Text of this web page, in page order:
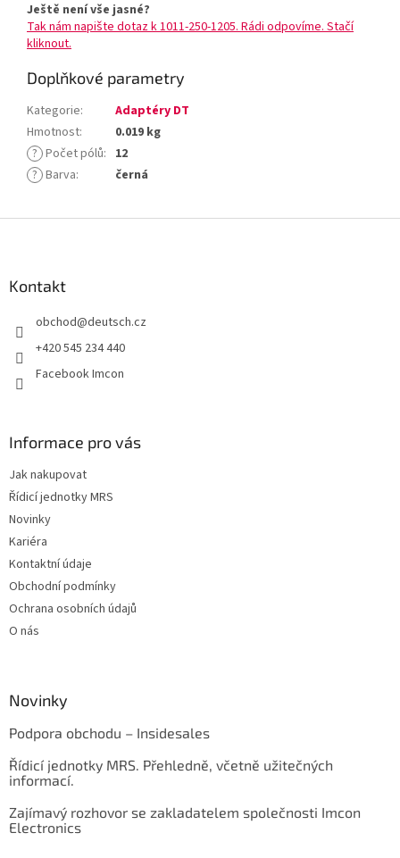
Ještě není vše jasné?
Tak nám napište dotaz k 1011-250-1205. Rádi odpovíme. Stačí
kliknout.
Doplňkové parametry
Kategorie:
Adaptéry DT
Hmotnost:
0.019 kg
? Počet pólů: 12
? Barva: černá
Kontakt
obchod@deutsch.cz
+420 545 234 440
Facebook Imcon
Informace pro vás
Jak nakupovat
Řídicí jednotky MRS
Novinky
Kariéra
Kontaktní údaje
Obchodní podmínky
Ochrana osobních údajů
O nás
Novinky
Podpora obchodu – Insidesales
Řídicí jednotky MRS. Přehledně, včetně užitečných
informací.
Zajímavý rozhovor se zakladatelem společnosti Imcon
Electronics